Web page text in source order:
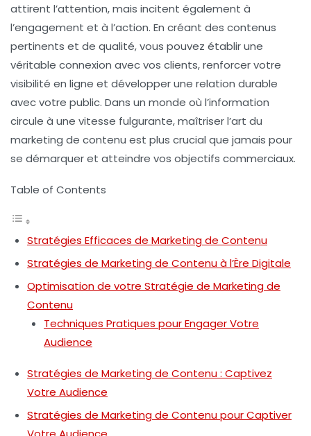
attirent l’attention, mais incitent également à
l’engagement et à l’action. En créant des contenus
pertinents et de qualité, vous pouvez établir une
véritable connexion avec vos clients, renforcer votre
visibilité en ligne et développer une relation durable
avec votre public. Dans un monde où l’information
circule à une vitesse fulgurante, maîtriser l’art du
marketing de contenu est plus crucial que jamais pour
se démarquer et atteindre vos objectifs commerciaux.
Table of Contents
Stratégies Efficaces de Marketing de Contenu
Stratégies de Marketing de Contenu à l’Ère Digitale
Optimisation de votre Stratégie de Marketing de
Contenu
Techniques Pratiques pour Engager Votre
Audience
Stratégies de Marketing de Contenu : Captivez
Votre Audience
Stratégies de Marketing de Contenu pour Captiver